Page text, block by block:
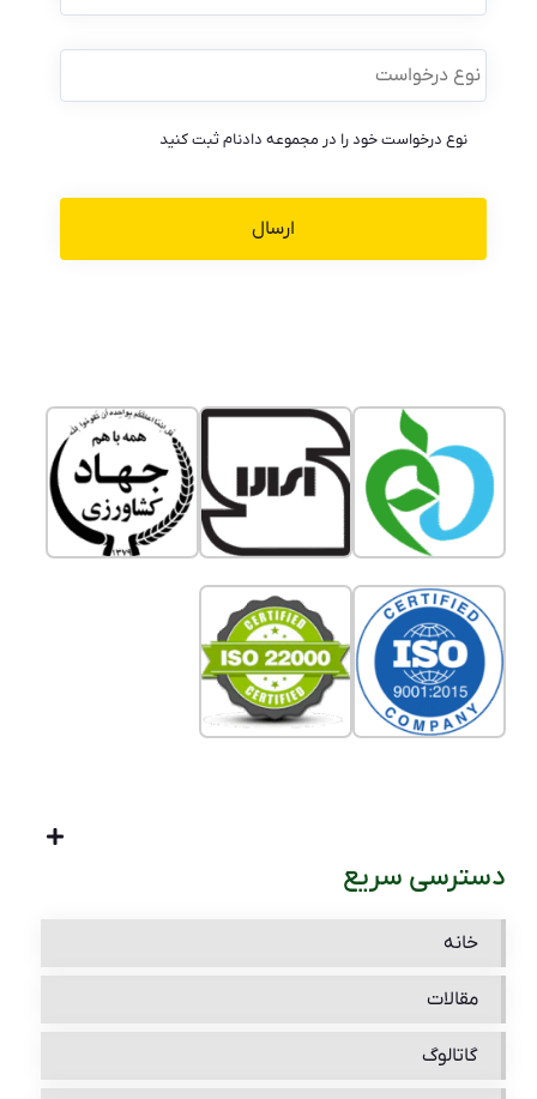
نوع
درخواست *
نوع درخواست خود را در مجموعه دادنام ثبت کنید
دسترسی سریع
خانه
مقالات
گاتالوگ